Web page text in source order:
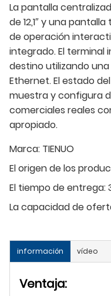
La pantalla
de 12,1″ y una
de operación
integrado. El terminal
destino utilizando
Ethernet. El estado
muestra y configura
comerciales reales
apropiado.
Marca: TIENUO
El origen de los
El tiempo de entrega:
La capacidad de
información vídeo
Ventaja: